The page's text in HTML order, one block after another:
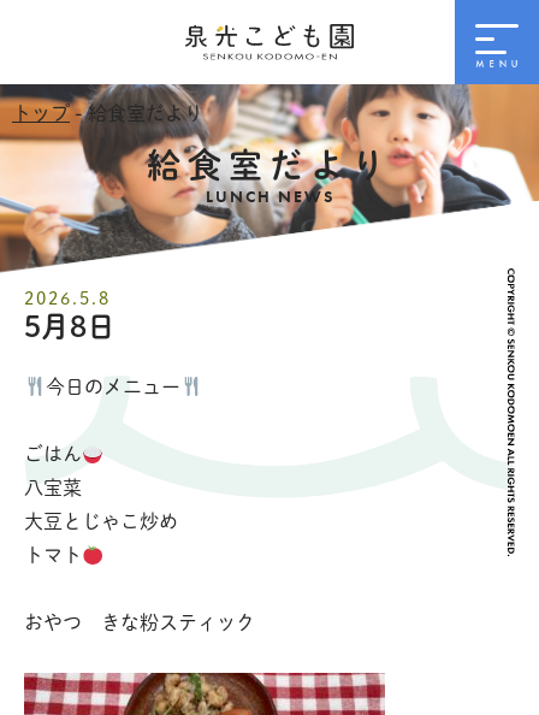
トップ- 給食室だより
給食室だより
LUNCH NEWS
2026.5.8
5月8日
今日のメニュー
ごはん
八宝菜
大豆とじゃこ炒め
トマト
おやつ きな粉スティック